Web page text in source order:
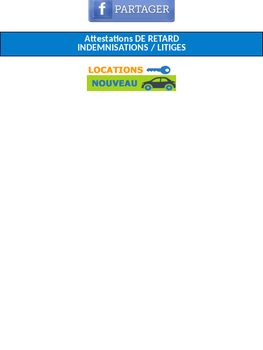
Attestations DE RETARD
INDEMNISATIONS / LITIGES